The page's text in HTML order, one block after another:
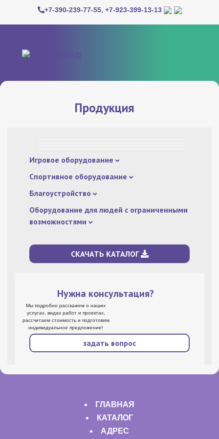
+7-390-239-77-55, +7-923-399-13-13
Продукция
оборудование
Спортивное
оборудование
Оборудование
для людей с
ограниченными
Игровое оборудование
Спортивное оборудование
Благоустройство
Оборудование для людей с ограниченными
возможностями
СКАЧАТЬ КАТАЛОГ
Нужна консультация?
Мы подробно расскажем о наших
услугах, видах работ и проектах,
рассчитаем стоимость и подготовим
индивидуальное предложение!
задать вопрос
ГЛАВНАЯ
КАТАЛОГ
АДРЕС